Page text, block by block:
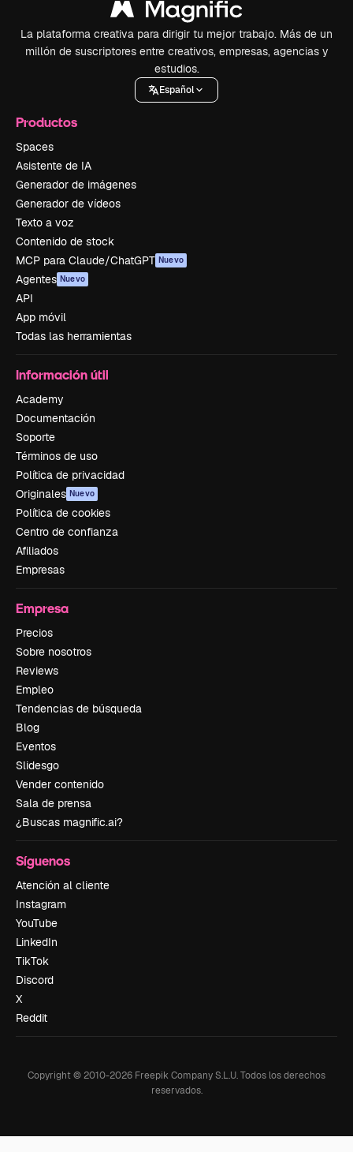
La plataforma creativa para dirigir tu mejor trabajo. Más de un
millón de suscriptores entre creativos, empresas, agencias y
estudios.
Español
Productos
Spaces
Asistente de IA
Generador de imágenes
Generador de vídeos
Texto a voz
Contenido de stock
MCP para Claude/ChatGPT Nuevo
Agentes Nuevo
API
App móvil
Todas las herramientas
Información útil
Academy
Documentación
Soporte
Términos de uso
Política de privacidad
Originales Nuevo
Política de cookies
Centro de confianza
Afiliados
Empresas
Empresa
Precios
Sobre nosotros
Reviews
Empleo
Tendencias de búsqueda
Blog
Eventos
Slidesgo
Vender contenido
Sala de prensa
¿Buscas magnific.ai?
Síguenos
Atención al cliente
Instagram
YouTube
LinkedIn
TikTok
Discord
X
Reddit
Copyright © 2010-2026 Freepik Company S.L.U.Todos los derechos
reservados.